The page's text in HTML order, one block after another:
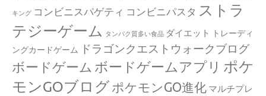
キング コンビニスパゲティ コンビニパスタ ストラ
テジーゲーム
タンパク質多い食品 ダイエット
トレーディ
ングカードゲーム
ドラゴンクエストウォークブログ
ボードゲーム ボードゲームアプリ ポケ
モンGOブログ ポケモンGO進化 マルチプレ